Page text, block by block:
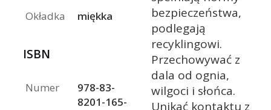
Okładka miękka
ISBN
Numer
978-83-
8201-165-
bezpieczeństwa,
podlegają
recyklingowi.
Przechowywać z
dala od ognia,
wilgoci i słońca.
Unikać kontaktu z